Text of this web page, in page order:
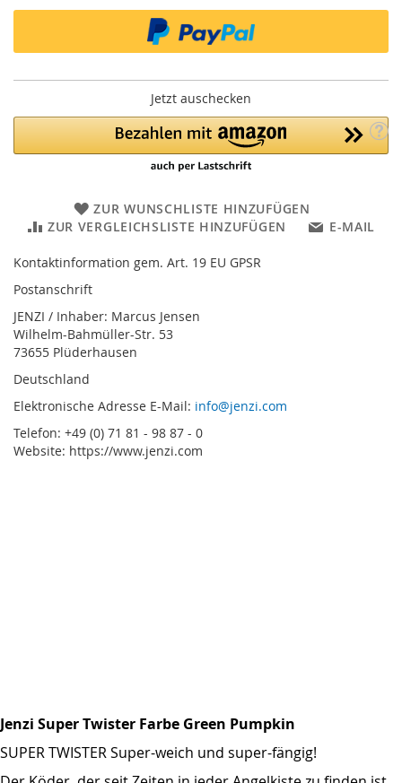
Jetzt auschecken
ZUR WUNSCHLISTE HINZUFÜGEN
ZUR VERGLEICHSLISTE HINZUFÜGEN
E-MAIL
Kontaktinformation gem. Art. 19 EU GPSR
Postanschrift
JENZI / Inhaber: Marcus Jensen
Wilhelm-Bahmüller-Str. 53
73655 Plüderhausen
Deutschland
Elektronische Adresse E-Mail: info@jenzi.com
Telefon: +49 (0) 71 81 - 98 87 - 0
Website: https://www.jenzi.com
Jenzi Super Twister Farbe Green Pumpkin
SUPER TWISTER Super-weich und super-fängig!